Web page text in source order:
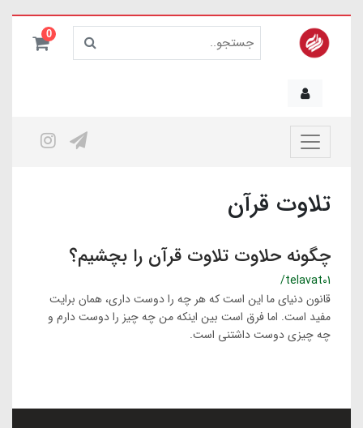
0
تلاوت قرآن
چگونه حلاوت تلاوت قرآن را بچشیم؟
/telavat01
قانون دنیای ما این است که هر چه را دوست داری، همان برایت
مفید است. اما فرق است بین اینکه من چه چیز را دوست دارم و
چه چیزی دوست داشتنی است.